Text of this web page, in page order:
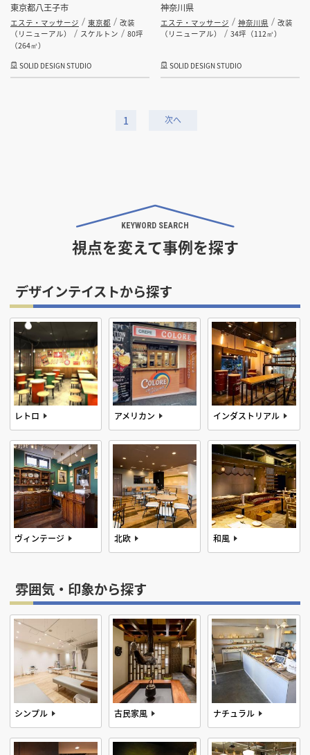
東京都八王子市
エステ・マッサージ 東京都
改装
（リニューアル）
スケルトン
80坪
（264㎡）
SOLID DESIGN STUDIO
神奈川県
エステ・マッサージ 神奈川県
改装
（リニューアル）
34坪（112㎡）
SOLID DESIGN STUDIO
1
KEYWORD SEARCH
視点を変えて事例を探す
デザインテイストから探す
レトロ アメリカン インダストリアル
ヴィンテージ 北欧 和風
雰囲気・印象から探す
シンプル 古民家風 ナチュラル